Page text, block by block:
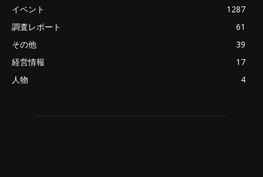
イベント
1287
調査レポート
61
その他
39
経営情報
17
人物
4